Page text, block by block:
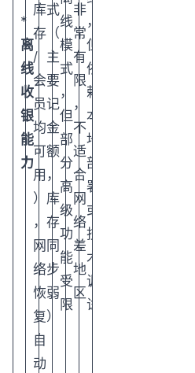
*
离
线
收
银
能
力
库
存
/
会
员
均
可
用
）
，
网
络
恢
复
自
动
式
（
主
要
记
金
额
，
库
存
同
步
弱
）
线
模
式
，
但
部
分
高
级
功
能
受
限
非
常
有
限
，
不
适
合
网
络
差
地
区
，
但
依
赖
本
地
部
署
或
技
术
调
试